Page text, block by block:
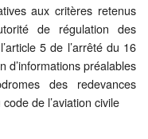
aux critères retenus
de régulation des
5 de l’arrêté du 16
d’informations préalables
des redevances
de l’aviation civile